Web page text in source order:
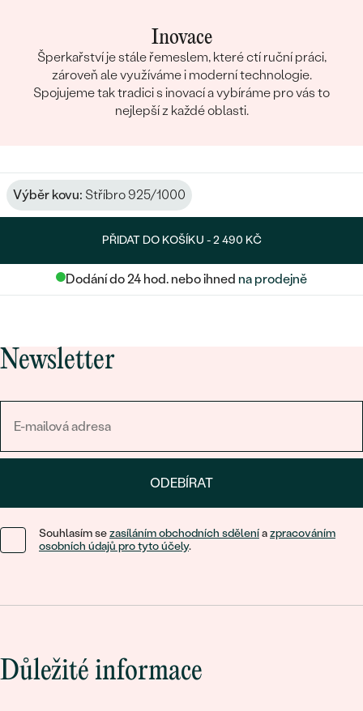
Inovace
Šperkařství je stále řemeslem, které ctí ruční práci,
zároveň ale využíváme i moderní technologie.
Spojujeme tak tradici s inovací a vybíráme pro vás to
nejlepší z každé oblasti.
Výběr kovu: Stříbro 925/1000
PŘIDAT DO KOŠÍKU -2 490 KČ
Dodání do 24 hod. nebo ihned na prodejně
Newsletter
ODEBÍRAT
Souhlasím sezasíláním obchodních sděleníazpracováním
osobních údajů pro tyto účely.
Důležité informace